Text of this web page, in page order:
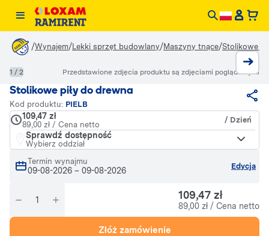
/Wynajem/Lekki sprzęt budowlany/Maszyny tnące/Stolikowe
Stolikowe piły do drewna
Kod produktu: PIELB
109,47 zł
89,00 zł / Cena netto
/ Dzień
Sprawdź dostępność
Wybierz oddział
Termin wynajmu
09-08-2026 – 09-08-2026 Edycja
109,47 zł
89,00 zł / Cena netto
Złóż zamówienie
1 / 2 Przedstawione zdjęcia produktu są zdjęciami poglądowymi